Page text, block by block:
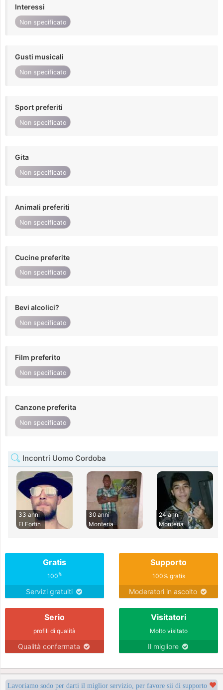
Interessi
Non specificato
Gusti musicali
Non specificato
Sport preferiti
Non specificato
Gita
Non specificato
Animali preferiti
Non specificato
Cucine preferite
Non specificato
Bevi alcolici?
Non specificato
Film preferito
Non specificato
Canzone preferita
Non specificato
Incontri Uomo Cordoba
33 anni
El Fortin
30 anni
Monteria
24 anni
Monteria
Gratis
100%
Servizi gratuiti
Supporto
100% gratis
Moderatori in ascolto
Serio
profili di qualità
Qualità confermata
Visitatori
Molto visitato
Il migliore
Lavoriamo sodo per darti il miglior servizio, per favore sii di supporto